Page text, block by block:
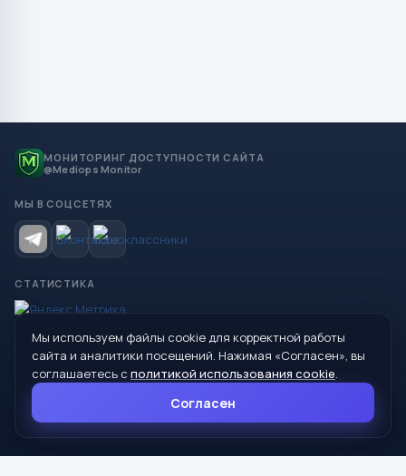
МОНИТОРИНГ ДОСТУПНОСТИ САЙТА
@Mediops Monitor
МЫ В СОЦСЕТЯХ
СТАТИСТИКА
© 2026 Управление образования Администрации МО
Сухой Лог
624800, Свердловская область, г. Сухой Лог, ул. Кирова, дом 7
8 (34373) 4-33-85
Мы используем файлы cookie для корректной работы
сайта и аналитики посещений. Нажимая «Согласен», вы
соглашаетесь с политикой использования cookie.
Согласен